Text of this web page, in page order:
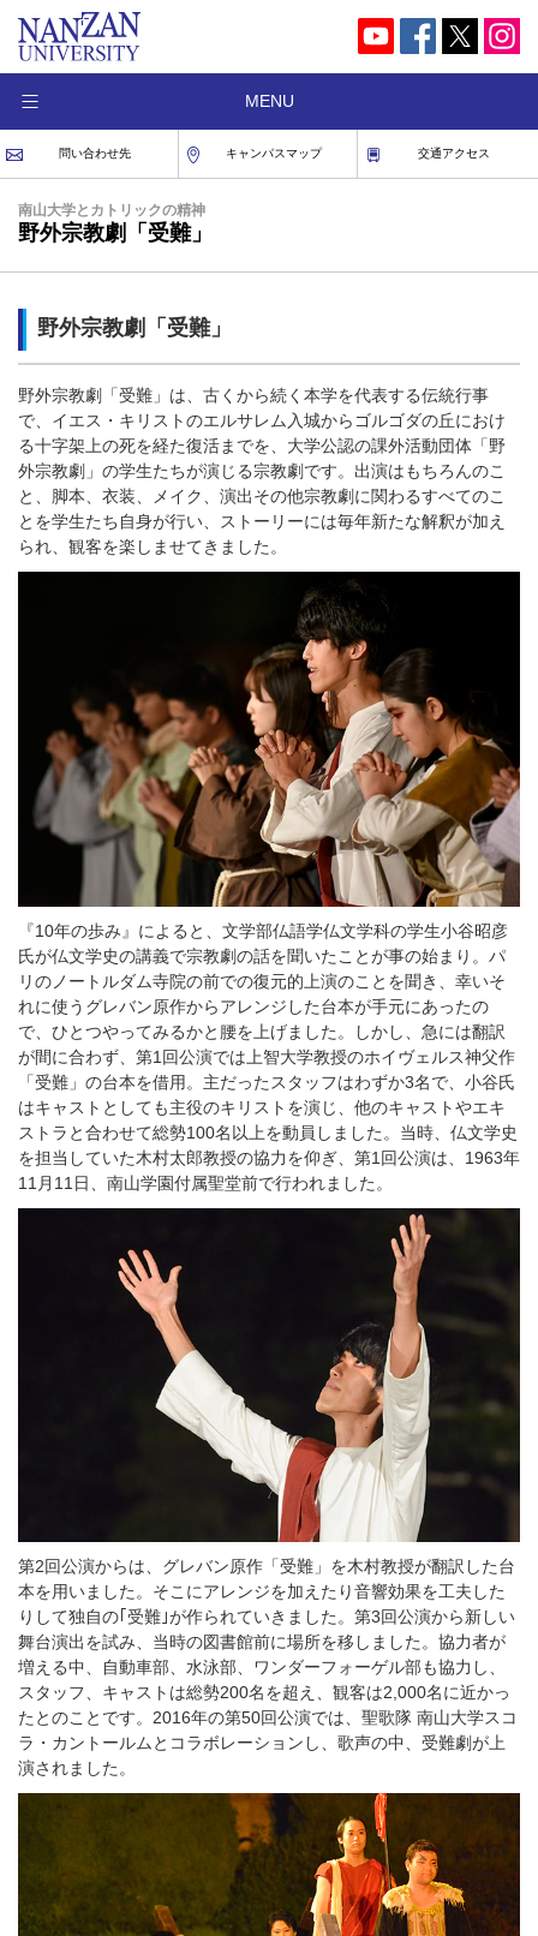
MENU
問い合わせ先 キャンパスマップ 交通アクセス
南山大学とカトリックの精神
野外宗教劇「受難」
野外宗教劇「受難」
野外宗教劇「受難」は、古くから続く本学を代表する伝統行事
で、イエス・キリストのエルサレム入城からゴルゴダの丘におけ
る十字架上の死を経た復活までを、大学公認の課外活動団体「野
外宗教劇」の学生たちが演じる宗教劇です。出演はもちろんのこ
と、脚本、衣装、メイク、演出その他宗教劇に関わるすべてのこ
とを学生たち自身が行い、ストーリーには毎年新たな解釈が加え
られ、観客を楽しませてきました。
『10年の歩み』によると、文学部仏語学仏文学科の学生小谷昭彦
氏が仏文学史の講義で宗教劇の話を聞いたことが事の始まり。パ
リのノートルダム寺院の前での復元的上演のことを聞き、幸いそ
れに使うグレバン原作からアレンジした台本が手元にあったの
で、ひとつやってみるかと腰を上げました。しかし、急には翻訳
が間に合わず、第1回公演では上智大学教授のホイヴェルス神父作
「受難」の台本を借用。主だったスタッフはわずか3名で、小谷氏
はキャストとしても主役のキリストを演じ、他のキャストやエキ
ストラと合わせて総勢100名以上を動員しました。当時、仏文学史
を担当していた木村太郎教授の協力を仰ぎ、第1回公演は、1963年
11月11日、南山学園付属聖堂前で行われました。
第2回公演からは、グレバン原作「受難」を木村教授が翻訳した台
本を用いました。そこにアレンジを加えたり音響効果を工夫した
りして独自の｢受難｣が作られていきました。第3回公演から新しい
舞台演出を試み、当時の図書館前に場所を移しました。協力者が
増える中、自動車部、水泳部、ワンダーフォーゲル部も協力し、
スタッフ、キャストは総勢200名を超え、観客は2,000名に近かっ
たとのことです。2016年の第50回公演では、聖歌隊 南山大学スコ
ラ・カントールムとコラボレーションし、歌声の中、受難劇が上
演されました。